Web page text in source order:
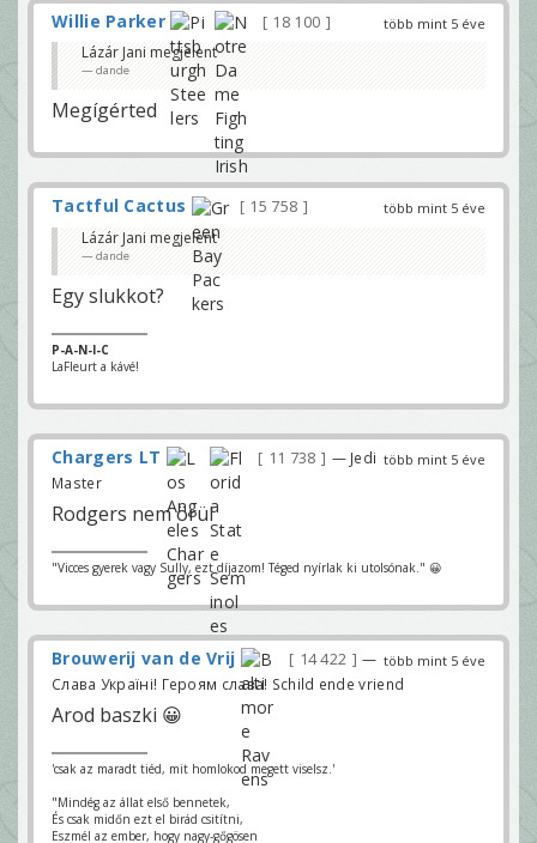
több mint 5 éve
Willie Parker
18 100
Lázár Jani megjelent
dande
Megígérted
több mint 5 éve
Tactful Cactus
15 758
Lázár Jani megjelent
dande
Egy slukkot?
P-A-N-I-C
LaFleurt a kávé!
több mint 5 éve
Chargers LT 11 738
— Jedi
Master
Rodgers nem örül
"Vicces gyerek vagy Sully, ezt díjazom! Téged nyírlak ki utolsónak." 😀
több mint 5 éve
Brouwerij van de Vrij 14 422
—
Слава Україні! Героям слава! Schild ende vriend
Arod baszki 😀
'csak az maradt tiéd, mit homlokod megett viselsz.'
"Mindég az állat első bennetek,
És csak midőn ezt el birád csitítni,
Eszmél az ember, hogy nagy-gőgösen